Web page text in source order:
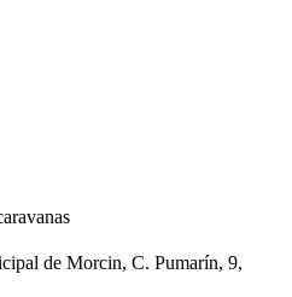
de Morcin, C. Pumarín, 9,